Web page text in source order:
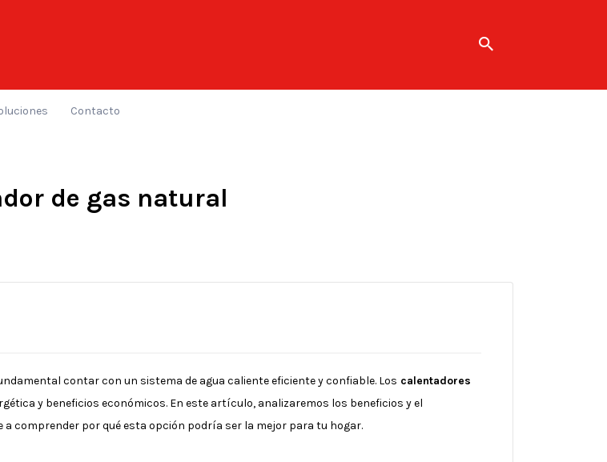
Contacto
de gas natural
contar con un sistema de agua caliente eficiente y confiable. Los calentadores
y beneficios económicos. En este artículo, analizaremos los beneficios y el
a comprender por qué esta opción podría ser la mejor para tu hogar.